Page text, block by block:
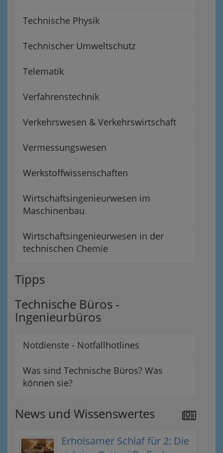
Technische Physik
Technischer Umweltschutz
Telematik
Verfahrenstechnik
Verkehrswesen & Verkehrswirtschaft
Vermessungswesen
Werkstoffwissenschaften
Wirtschaftsingenieurwesen im
Maschinenbau
Wirtschaftsingenieurwesen in der
technischen Chemie
Tipps
Technische Büros -
Ingenieurbüros
Notdienste - Notfallhotlines
Was sind Technische Büros? Was
können sie?
News und Wissenswertes
Erholsamer Schlaf für 2: Die